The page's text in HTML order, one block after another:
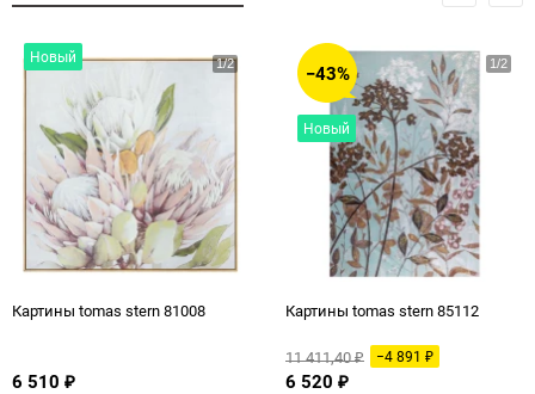
Новый
Картины tomas stern 81008
6 510 ₽
−43%
Новый
Картины tomas stern 85112
11 411,40₽ −4 891 ₽
6 520 ₽